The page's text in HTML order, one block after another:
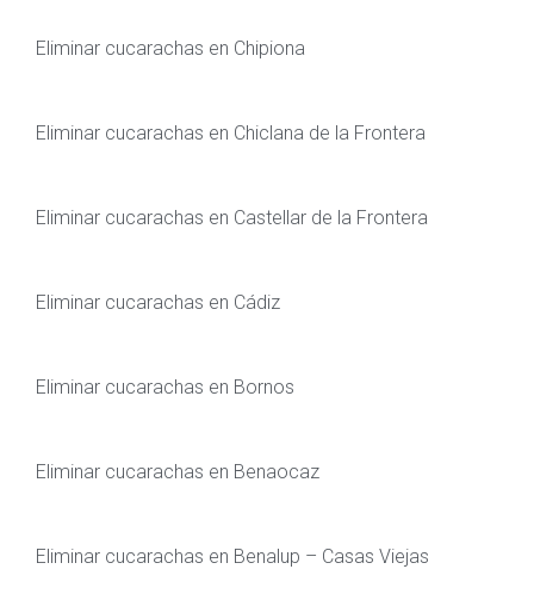
Eliminar cucarachas en Chipiona
Eliminar cucarachas en Chiclana de la Frontera
Eliminar cucarachas en Castellar de la Frontera
Eliminar cucarachas en Cádiz
Eliminar cucarachas en Bornos
Eliminar cucarachas en Benaocaz
Eliminar cucarachas en Benalup – Casas Viejas